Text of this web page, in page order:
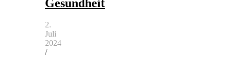
Gesundheit
2.
Juli
2024
/